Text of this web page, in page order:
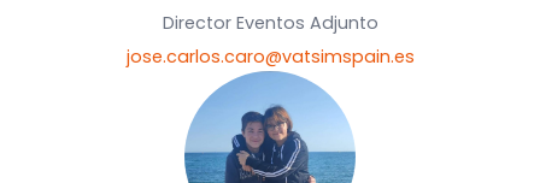
Ventura Perez Garcia
Director Eventos
ventura.perez@vatsimspain.es